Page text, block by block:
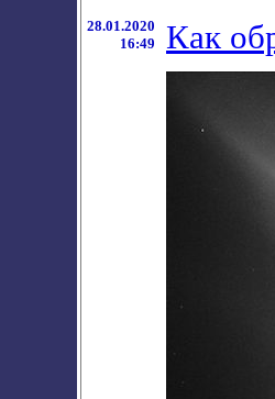
28.01.2020
16:49
Как